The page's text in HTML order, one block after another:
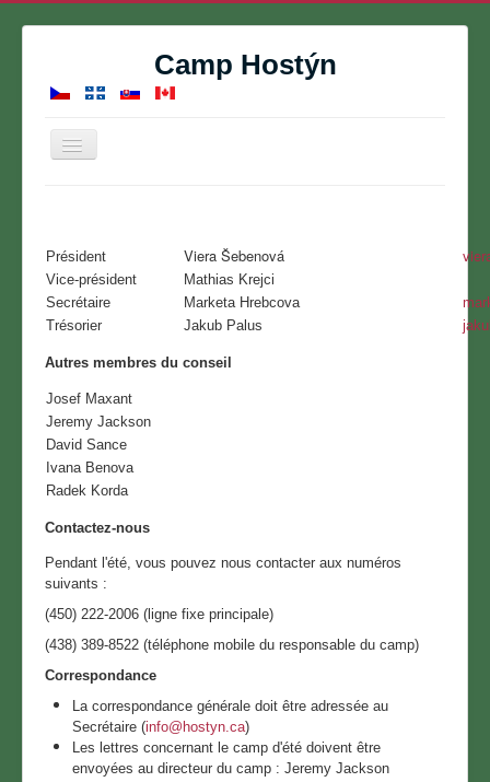
Camp Hostýn
Basculer
la
Réservations
Contact
Calendrier
Président Viera Šebenová
Vice-président
Mathias Krejci
Secrétaire
Marketa Hrebcova
Trésorier
Jakub Palus
Autres membres du conseil
Josef Maxant
Jeremy Jackson
David Sance
Ivana Benova
Radek Korda
Contactez-nous
Pendant l'été, vous pouvez nous contacter aux numéros
suivants :
(450) 222-2006 (ligne fixe principale)
(438) 389-8522 (téléphone mobile du responsable du camp)
Correspondance
La correspondance générale doit être adressée au
Secrétaire (info@hostyn.ca)
Les lettres concernant le camp d'été doivent être
envoyées au directeur du camp : Jeremy Jackson